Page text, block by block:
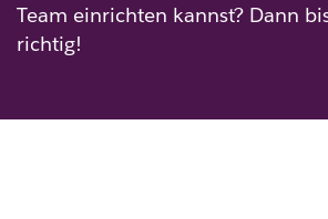
Team einrichten kannst? Dann
richtig!